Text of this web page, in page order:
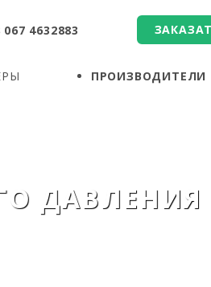
067 4632883
ПРОИЗВОДИТЕЛИ